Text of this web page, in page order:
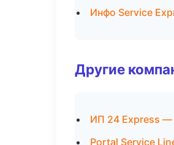
Инфо Service
Другие
ИП 24 Express —
Portal Service